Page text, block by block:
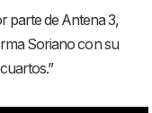
parte de Antena 3,
Soriano con su